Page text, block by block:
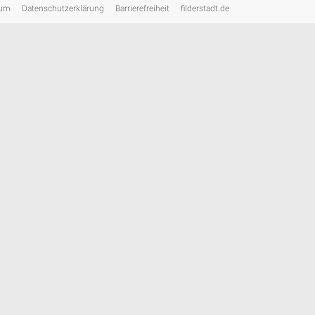
Datenschutzerklärung Barrierefreiheit filderstadt.de